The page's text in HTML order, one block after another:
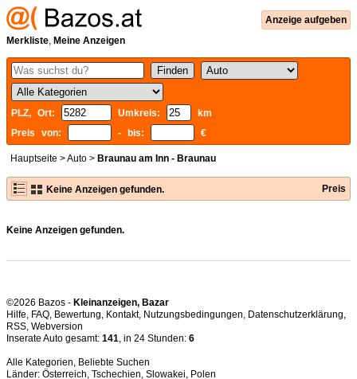
Anzeige aufgeben
Merkliste, Meine Anzeigen
PLZ, Ort: Umkreis:
km
Preis von:
- bis: €
Hauptseite >Auto > Braunau am Inn - Braunau
Keine Anzeigen gefunden. Preis
Keine Anzeigen gefunden.
©2026 Bazos - Kleinanzeigen, Bazar
Hilfe, FAQ, Bewertung, Kontakt, Nutzungsbedingungen, Datenschutzerklärung,
RSS,
Inserate Auto gesamt: 141, in 24 Stunden: 6
Alle Kategorien, Beliebte Suchen
Länder: Österreich, Tschechien, Slowakei, Polen